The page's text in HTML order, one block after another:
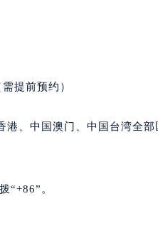
11层1104室（需提前预约）
C座22层08室（需提前预约）
需提前预约）
A座7楼709室（需提前预约）
提前预约）
厦)18层09室（需提前预约）
提前预约）
、中国澳门、中国台湾全
“+86”。